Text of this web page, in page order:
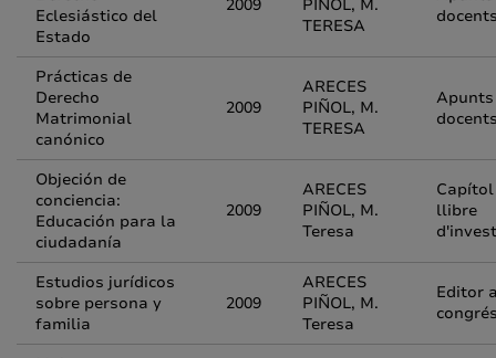
Eclesiástico del
Estado
2009
PIÑOL, M.
TERESA
Prácticas de
Derecho
Matrimonial
canónico
2009
ARECES
PIÑOL, M.
TERESA
Apunts
Objeción de
conciencia:
Educación para la
ciudadanía
2009
ARECES
PIÑOL, M.
Teresa
llibre
Estudios jurídicos
sobre persona y
familia
2009
ARECES
PIÑOL, M.
Teresa
Editor